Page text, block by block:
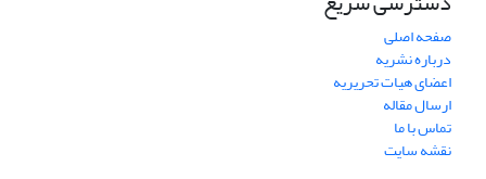
صفحه اصلی
درباره نشریه
اعضای هیات تحریریه
ارسال مقاله
تماس با ما
نقشه سایت